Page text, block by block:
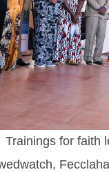
Trainings for faith